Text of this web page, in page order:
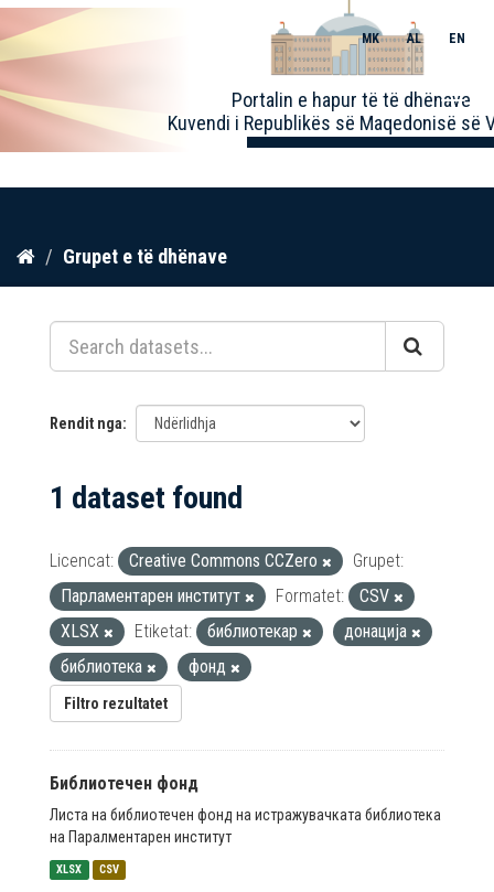
Kalo
përmbajtja
Portalin e hapur të të dhënave
Kuvendi i Republikës së Maqedonisë së
MK AL EN
Toggle
Grupet e të dhënave
Rendit nga
1 dataset found
Licencat: Creative Commons CCZero
Grupet:
Парламентарен институт
Formatet:
CSV
XLSX
Etiketat: библиотекар
донација
библиотека
фонд
Filtro rezultatet
Библиотечен фонд
Листа на библиотечен фонд на истражувачката библиотека
на Паралментарен институт
XLSX CSV